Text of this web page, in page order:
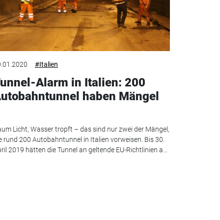
#Italien
Alarm in Italien: 200
haben Mängel
Licht, Wasser tropft – das sind nur zwei der Mängel,
rund 200 Autobahntunnel in Italien vorweisen. Bis 30.
2019 hätten die Tunnel an geltende EU-Richtlinien a...